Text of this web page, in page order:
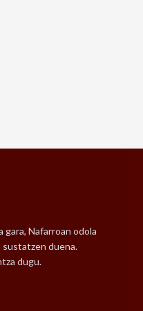
gara, Nafarroan odola
duena.
dugu.